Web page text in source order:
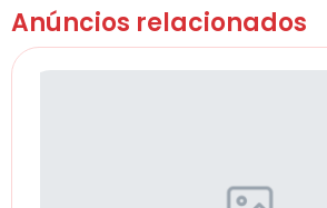
Anúncios relacionados